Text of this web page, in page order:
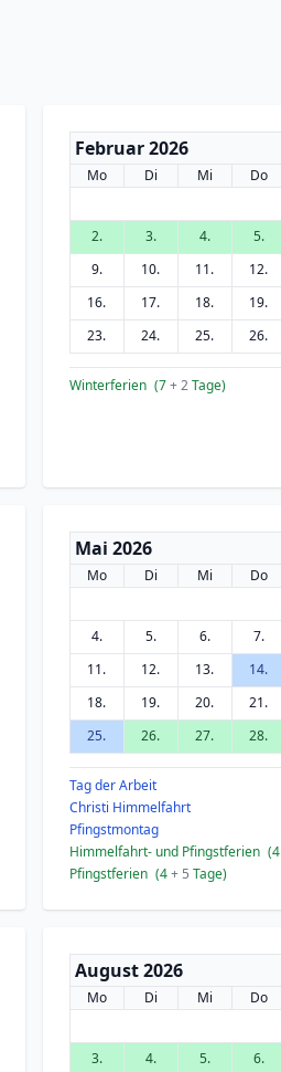
Februar 2026
Mo Di Mi Do
2.
3. 4. 5.
9.
10. 11. 12.
16.
17. 18. 19.
23.
24. 25. 26.
Winterferien (7+ 2Tage)
Mai 2026
Mo Di Mi Do
4.
5. 6. 7.
11.
12. 13. 14.
18.
19. 20. 21.
25.
26. 27. 28.
Tag der Arbeit
Christi Himmelfahrt
Pfingstmontag
Himmelfahrt- und Pfingstferien (4
Pfingstferien (4+ 5 Tage)
August 2026
Mo Di Mi Do
3.
4. 5. 6.